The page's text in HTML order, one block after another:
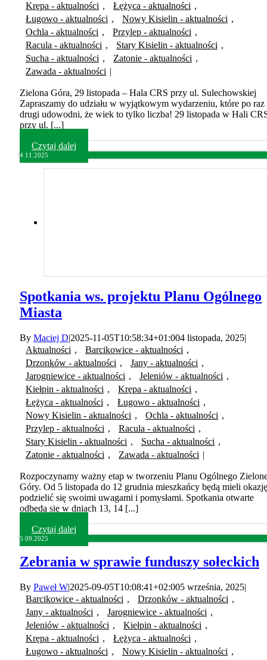
Krępa - aktualności , Łężyca - aktualności ,
Ługowo - aktualności , Nowy Kisielin - aktualności ,
Ochla - aktualności , Przylep - aktualności ,
Racula - aktualności , Stary Kisielin - aktualności ,
Sucha - aktualności , Zatonie - aktualności ,
Zawada - aktualności |
Zielona Góra, 29 listopada – Hala CRS przy ul. Sulechowskiej
Zapraszamy do udziału w wyjątkowym wydarzeniu, które po raz
drugi udowodni, że wiek to tylko liczba! 29 listopada w Hali
przy ul. [...]
Czytaj dalej
4 11.2025
Spotkania ws. projektu Planu Ogólnego
Miasta
By Maciej D|2025-11-05T10:58:34+01:004 listopada, 2025|
Aktualności , Barcikowice - aktualności ,
Drzonków - aktualności , Jany - aktualności ,
Jarogniewice - aktualności , Jeleniów - aktualności ,
Kiełpin - aktualności , Krępa - aktualności ,
Łężyca - aktualności , Ługowo - aktualności ,
Nowy Kisielin - aktualności , Ochla - aktualności ,
Przylep - aktualności , Racula - aktualności ,
Stary Kisielin - aktualności , Sucha - aktualności ,
Zatonie - aktualności , Zawada - aktualności |
Rozpoczynamy ważny etap w tworzeniu Planu Ogólnego
Góry. Od 5 listopada do 12 grudnia mieszkańcy będą mieli okazję
podzielić się swoimi uwagami i pomysłami. Spotkania otwarte
odbędą się w dniach 13, 14 [...]
Czytaj dalej
5 09.2025
Zebrania w sprawie funduszy sołeckich
By Paweł W|2025-09-05T10:08:41+02:005 września, 2025|
Barcikowice - aktualności , Drzonków - aktualności ,
Jany - aktualności , Jarogniewice - aktualności ,
Jeleniów - aktualności , Kiełpin - aktualności ,
Krępa - aktualności , Łężyca - aktualności ,
Ługowo - aktualności , Nowy Kisielin - aktualności ,